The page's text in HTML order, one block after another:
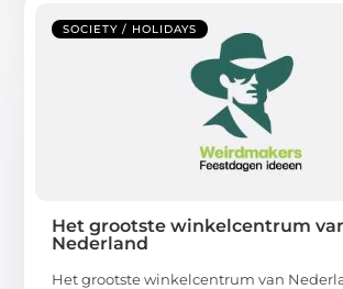
SOCIETY / HOLIDAYS
Het grootste winkelcentrum
Nederland
Het grootste winkelcentrum van